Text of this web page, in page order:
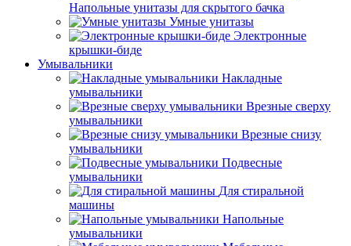
Напольные унитазы для скрытого бачка
Умные унитазы
Электронные
крышки-биде
Умывальники
Накладные
умывальники
Врезные сверху
умывальники
Врезные снизу
умывальники
Подвесные
умывальники
Для стиральной
машины
Напольные
умывальники